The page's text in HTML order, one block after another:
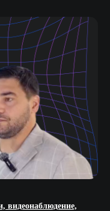
видеонаблюдение,